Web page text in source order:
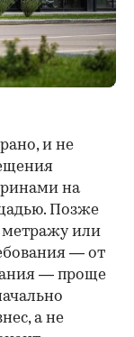
и не
на
Позже
метражу или
— от
— проще
а не